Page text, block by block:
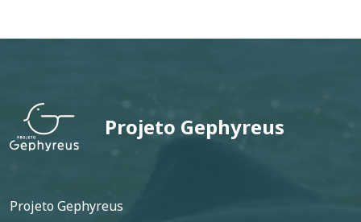
Projeto Gephyreus
Rodapé
Projeto Gephyreus